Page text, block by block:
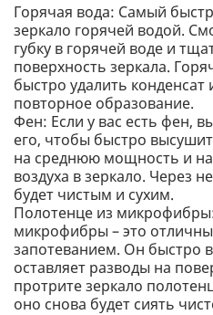
Горячая вода: Самый
зеркало горячей водой.
губку в горячей воде и
поверхность зеркала.
быстро удалить конденсат
повторное образование.
Фен: Если у вас есть фен,
его, чтобы быстро
на среднюю мощность и
воздуха в зеркало. Через
будет чистым и сухим.
Полотенце из
микрофибры – это
запотеванием. Он быстро
оставляет разводы на
протрите зеркало
оно снова будет сиять